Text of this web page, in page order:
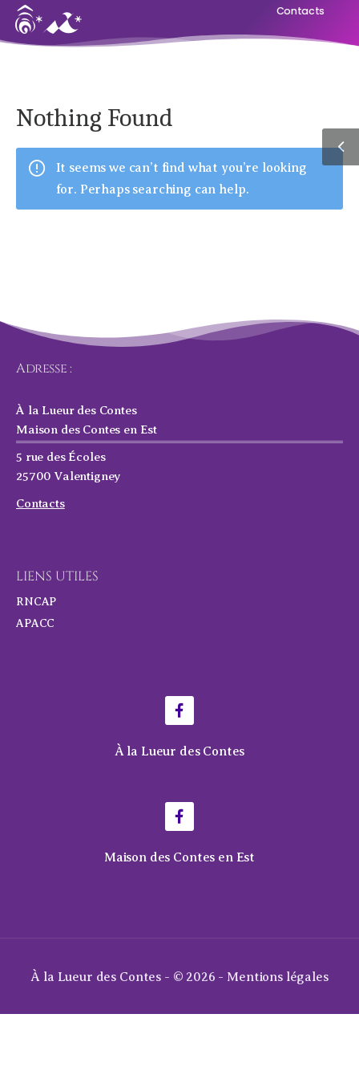
Contacts
Nothing Found
It seems we can’t find what you’re looking
for. Perhaps searching can help.
Adresse :
À la Lueur des Contes
Maison des Contes en Est
5 rue des Écoles
25700 Valentigney
Contacts
LIENS UTILES
RNCAP
APACC
À la Lueur des Contes
Maison des Contes en Est
À la Lueur des Contes - © 2026 - Mentions légales